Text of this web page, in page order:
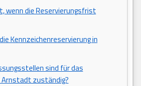
wenn die Reservierungsfrist
Kennzeichenreservierung in
sind für das
Arnstadt zuständig?